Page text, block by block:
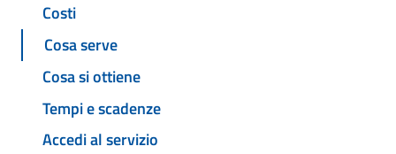
Costi
Cosa serve
Cosa si ottiene
Tempi e scadenze
Accedi al servizio